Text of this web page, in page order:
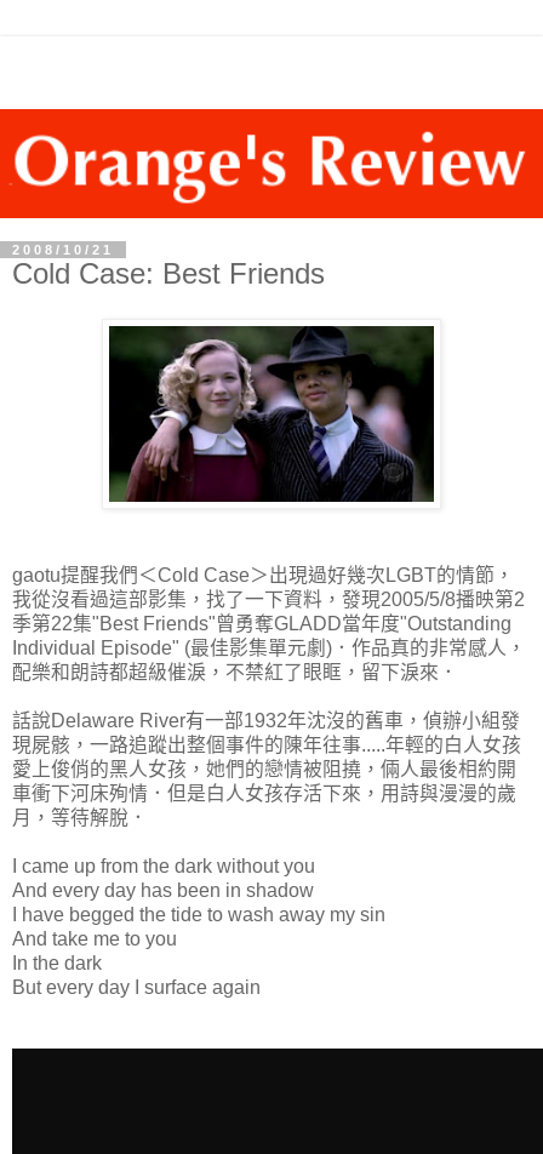
2008/10/21
Cold Case: Best Friends
gaotu提醒我們＜Cold Case＞出現過好幾次LGBT的情節，
我從沒看過這部影集，找了一下資料，發現2005/5/8播映第2
季第22集"Best Friends"曾勇奪GLADD當年度"Outstanding
Individual Episode" (最佳影集單元劇)．作品真的非常感人，
配樂和朗詩都超級催淚，不禁紅了眼眶，留下淚來．
話說Delaware River有一部1932年沈沒的舊車，偵辦小組發
現屍骸，一路追蹤出整個事件的陳年往事.....年輕的白人女孩
愛上俊俏的黑人女孩，她們的戀情被阻撓，倆人最後相約開
車衝下河床殉情．但是白人女孩存活下來，用詩與漫漫的歲
月，等待解脫．
I came up from the dark without you
And every day has been in shadow
I have begged the tide to wash away my sin
And take me to you
In the dark
But every day I surface again